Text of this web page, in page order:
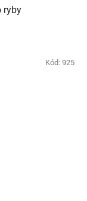
ryby
Kód: 925